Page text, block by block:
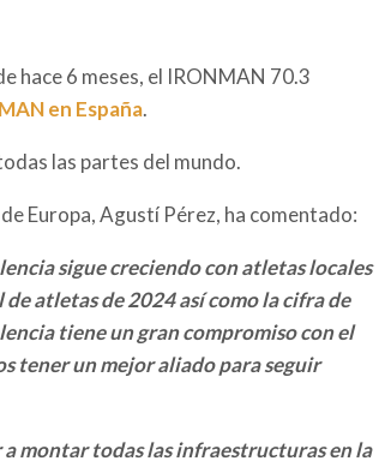
hace 6 meses, el IRONMAN 70.3
en España.
las partes del mundo.
Europa, Agustí Pérez, ha comentado:
sigue creciendo con atletas locales
atletas de 2024 así como la cifra de
tiene un gran compromiso con el
tener un mejor aliado para seguir
montar todas las infraestructuras en la